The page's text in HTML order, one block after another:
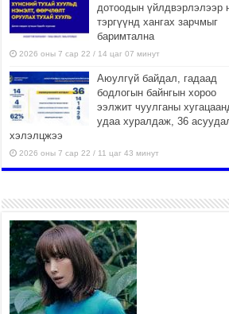
дотоодын үйлдвэрлэлээр
тэргүүнд хангах зарчмыг
баримтална
2026 оны 7 сар 22 / 14 цаг 07 минут
Аюулгүй байдал, гадаад
бодлогын байнгын хороо
ээлжит чуулганы
удаа хуралдаж, 36
хэлэлцжээ
2026 оны 7 сар 22 / 11 цаг 43 минут
боломжтой-Хүүхэд
төв” байгуулах төсөлд төр,
хувийн хэвшлийн түншлэлийн хүрээнд
ажиллахыг урьж байна
2026 оны 7 сар 22 / 9 цаг 28 минут
Б.Пүрэвдагва: “Урт цагаан”-
залуучууд чөлөөт цагаа